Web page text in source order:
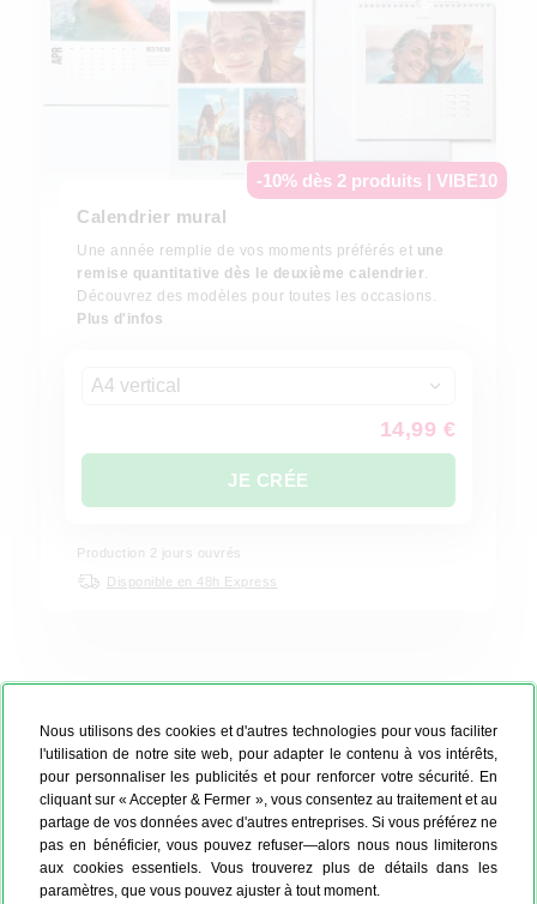
Nous utilisons des cookies et d'autres technologies pour vous faciliter
l'utilisation de notre site web, pour adapter le contenu à vos intérêts,
pour personnaliser les publicités et pour renforcer votre sécurité. En
cliquant sur « Accepter & Fermer », vous consentez au traitement et au
partage de vos données avec d'autres entreprises. Si vous préférez ne
pas en bénéficier, vous pouvez refuser—alors nous nous limiterons
aux cookies essentiels. Vous trouverez plus de détails dans les
paramètres, que vous pouvez ajuster à tout moment.
-10% dès 2 produits | VIBE10
Calendrier mural
Une année remplie de vos moments préférés et une
remise quantitative dès le deuxième calendrier.
Découvrez des modèles pour toutes les occasions.
Plus d'infos
A4 vertical
14,99 €
JE CRÉE
Production 2 jours ouvrés
Disponible en 48h Express